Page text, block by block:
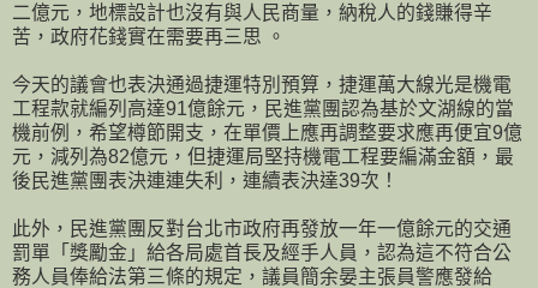
二億元，地標設計也沒有與人民商量，納稅人的錢賺得辛
苦，政府花錢實在需要再三思 。
今天的議會也表決通過捷運特別預算，捷運萬大線光是機電
工程款就編列高達91億餘元，民進黨團認為基於文湖線的當
機前例，希望樽節開支，在單價上應再調整要求應再便宜9億
元，減列為82億元，但捷運局堅持機電工程要編滿金額，最
後民進黨團表決連連失利，連續表決達39次！
此外，民進黨團反對台北市政府再發放一年一億餘元的交通
罰單「獎勵金」給各局處首長及經手人員，認為這不符合公
務人員俸給法第三條的規定，議員簡余晏主張員警應發給